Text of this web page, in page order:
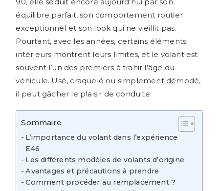
90, elle séduit encore aujourd’hui par son
équilibre parfait, son comportement routier
exceptionnel et son look qui ne vieillit pas.
Pourtant, avec les années, certains éléments
intérieurs montrent leurs limites, et le volant est
souvent l’un des premiers à trahir l’âge du
véhicule. Usé, craquelé ou simplement démodé,
il peut gâcher le plaisir de conduite.
Sommaire
L’importance du volant dans l’expérience
E46
Les différents modèles de volants d’origine
Avantages et précautions à prendre
Comment procéder au remplacement ?